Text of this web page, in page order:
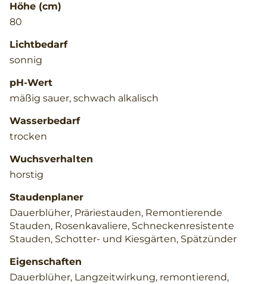
Höhe (cm)
80
Lichtbedarf
sonnig
pH-Wert
mäßig sauer, schwach alkalisch
Wasserbedarf
trocken
Wuchsverhalten
horstig
Staudenplaner
Dauerblüher, Präriestauden, Remontierende
Stauden, Rosenkavaliere, Schneckenresistente
Stauden, Schotter- und Kiesgärten, Spätzünder
Eigenschaften
Dauerblüher, Langzeitwirkung, remontierend,